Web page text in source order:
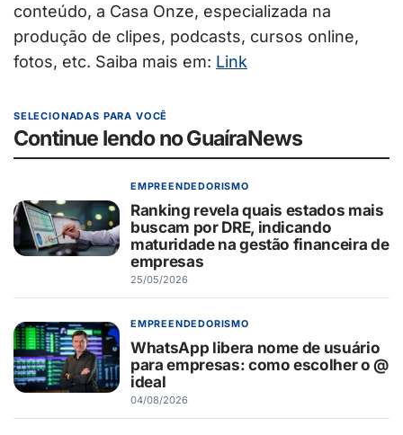
conteúdo, a Casa Onze, especializada na
produção de clipes, podcasts, cursos online,
fotos, etc. Saiba mais em: Link
SELECIONADAS PARA VOCÊ
Continue lendo no GuaíraNews
EMPREENDEDORISMO
Ranking revela quais estados mais
buscam por DRE, indicando
maturidade na gestão financeira de
empresas
25/05/2026
EMPREENDEDORISMO
WhatsApp libera nome de usuário
para empresas: como escolher o @
ideal
04/08/2026